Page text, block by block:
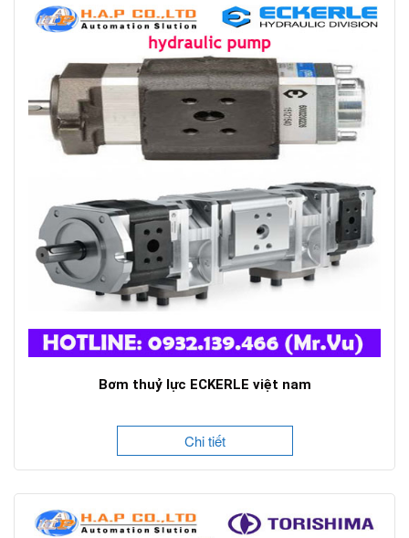
Bơm thuỷ lực ECKERLE việt nam
Chi tiết